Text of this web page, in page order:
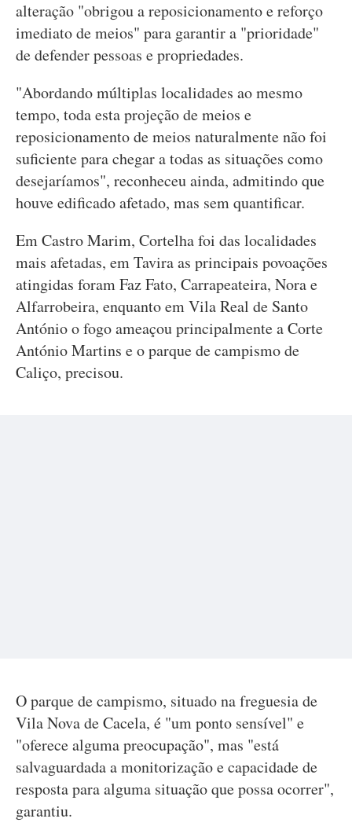
alteração "obrigou a reposicionamento e reforço
imediato de meios" para garantir a "prioridade"
de defender pessoas e propriedades.
"Abordando múltiplas localidades ao mesmo
tempo, toda esta projeção de meios e
reposicionamento de meios naturalmente não foi
suficiente para chegar a todas as situações como
desejaríamos", reconheceu ainda, admitindo que
houve edificado afetado, mas sem quantificar.
Em Castro Marim, Cortelha foi das localidades
mais afetadas, em Tavira as principais povoações
atingidas foram Faz Fato, Carrapeateira, Nora e
Alfarrobeira, enquanto em Vila Real de Santo
António o fogo ameaçou principalmente a Corte
António Martins e o parque de campismo de
Caliço, precisou.
O parque de campismo, situado na freguesia de
Vila Nova de Cacela, é "um ponto sensível" e
"oferece alguma preocupação", mas "está
salvaguardada a monitorização e capacidade de
resposta para alguma situação que possa ocorrer",
garantiu.